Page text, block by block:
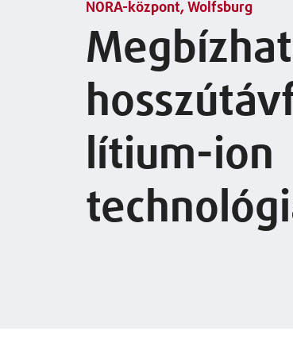
NORA-központ, Wolfsburg
lítium-ion